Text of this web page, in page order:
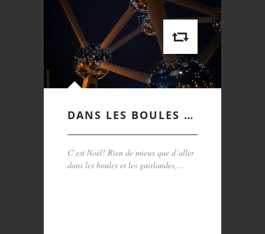
DANS LES BOULES …
C’est Noël! Rien de mieux que d’aller
dans les boules et les guirlandes,...